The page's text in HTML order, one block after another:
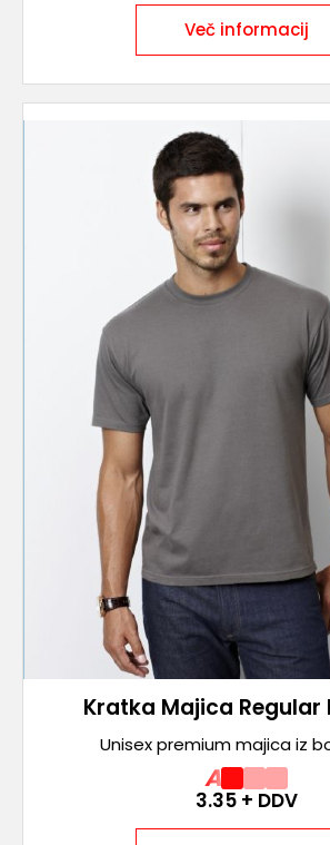
Več informacij
Kratka Majica Regular
Unisex premium majica iz
A
3.35+ DDV